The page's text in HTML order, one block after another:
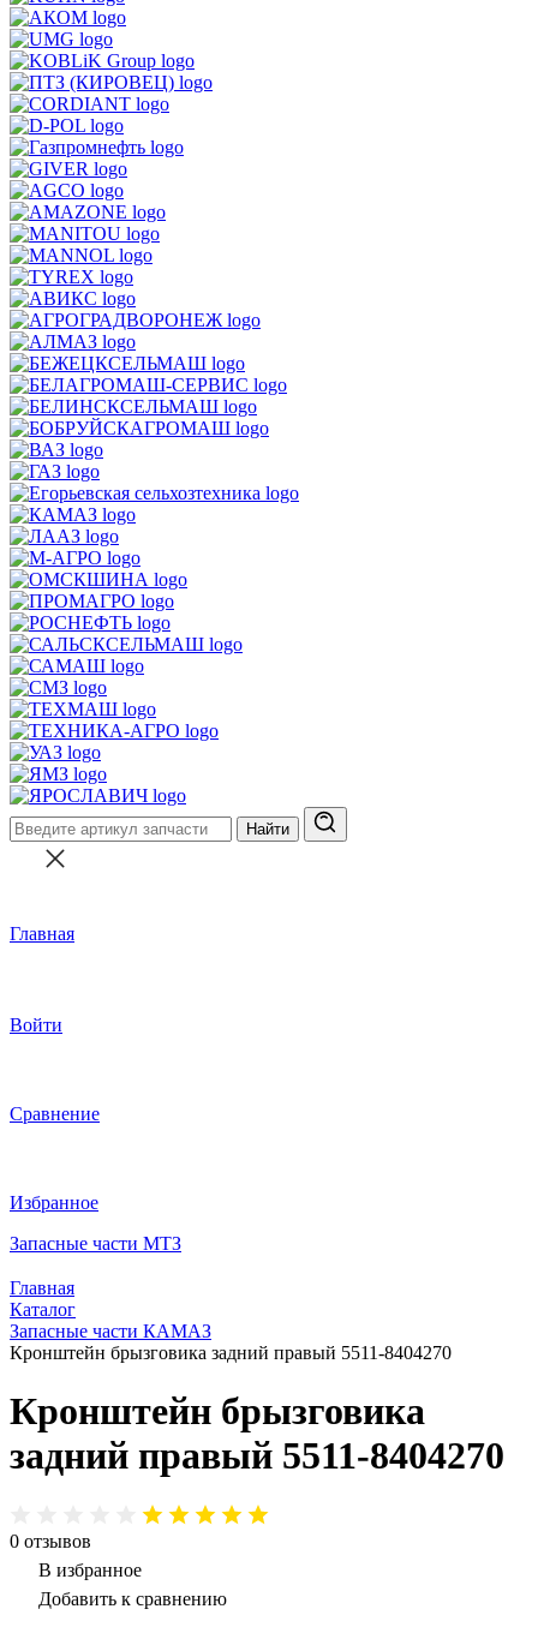
Найти
Главная
Войти
Сравнение
Избранное
Запасные части МТЗ
Главная
Каталог
Запасные части КАМАЗ
Кронштейн брызговика задний правый 5511-8404270
Кронштейн брызговика
задний правый 5511-8404270
0 отзывов
В избранное
Добавить к сравнению